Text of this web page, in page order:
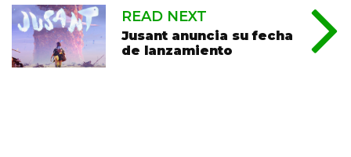
READ NEXT
Jusant anuncia su fecha
de lanzamiento